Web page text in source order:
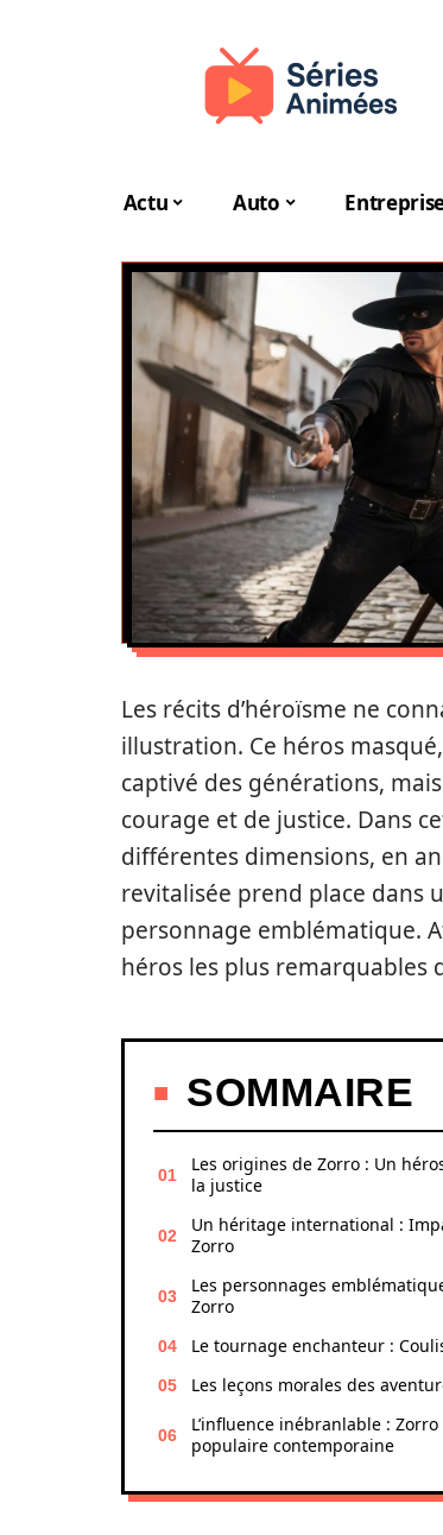
Actu Auto
Les récits d’héroïsme ne
illustration. Ce héros
captivé des générations,
courage et de justice. Dans
différentes dimensions, en
revitalisée prend place dans
personnage emblématique.
héros les plus remarquables
SOMMAIRE
Les origines de Zorro : Un
la justice
Un héritage international :
Zorro
Les personnages
Zorro
Le tournage enchanteur :
Les leçons morales des
L’influence inébranlable :
populaire contemporaine